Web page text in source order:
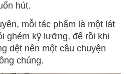
hút.
mỗi tác phẩm là một lát
ghém kỹ lưỡng, để rồi khi
dệt nên một câu chuyện
chúng.